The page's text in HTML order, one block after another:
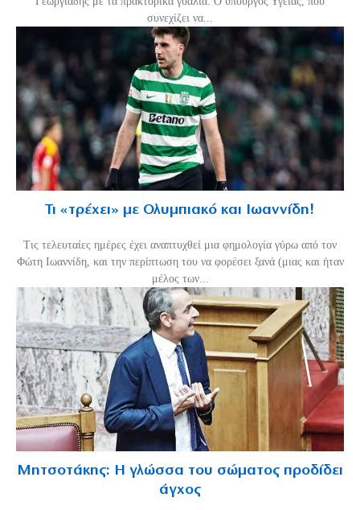
συνεχίζει να...
Τι «τρέχει» με Ολυμπιακό και Ιωαννίδη!
Τις τελευταίες ημέρες έχει αναπτυχθεί μια φημολογία γύρω από τον
Φώτη Ιωαννίδη, και την περίπτωση του να φορέσει ξανά (μιας και ήταν
μέλος των...
Μητσοτάκης: Η γλώσσα του σώματος προδίδει
άγχος